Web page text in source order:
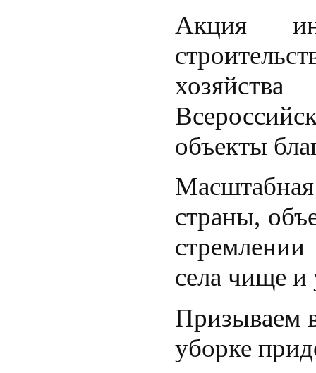
Акция
объекты
страны,
стремлении
села чище и
Призываем
уборке